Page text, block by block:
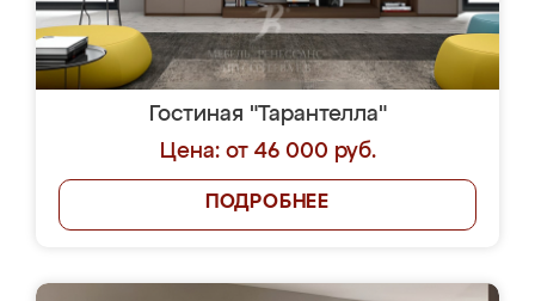
Гостиная "Тарантелла"
Цена: от 46 000 руб.
ПОДРОБНЕЕ